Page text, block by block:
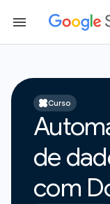
Curso
de
com